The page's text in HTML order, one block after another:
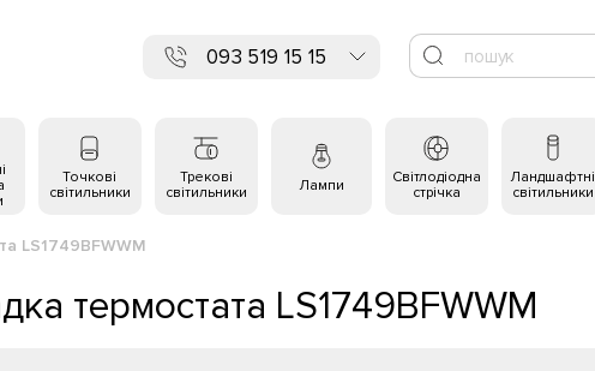
093 519 15 15
Точкові
світильники
Трекові
світильники
Лампи
Світлодіодна
стрічка
Ландшафтні
світильники
LS1749BFWWM
термостата LS1749BFWWM